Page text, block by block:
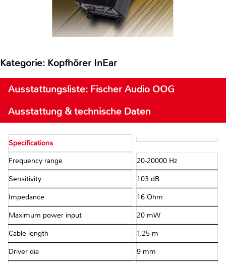
Kategorie: Kopfhörer InEar
Ausstattungsliste: Fischer Audio OOG
Ausstattung & technische Daten
Specifications
Frequency range 20-20000 Hz
Sensitivity 103 dB
Impedance 16 Ohm
Maximum power input 20 mW
Cable length 1.25 m
Driver dia 9 mm